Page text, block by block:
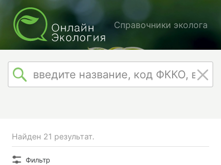
Справочники эколога
Найден 21 результат.
Фильтр